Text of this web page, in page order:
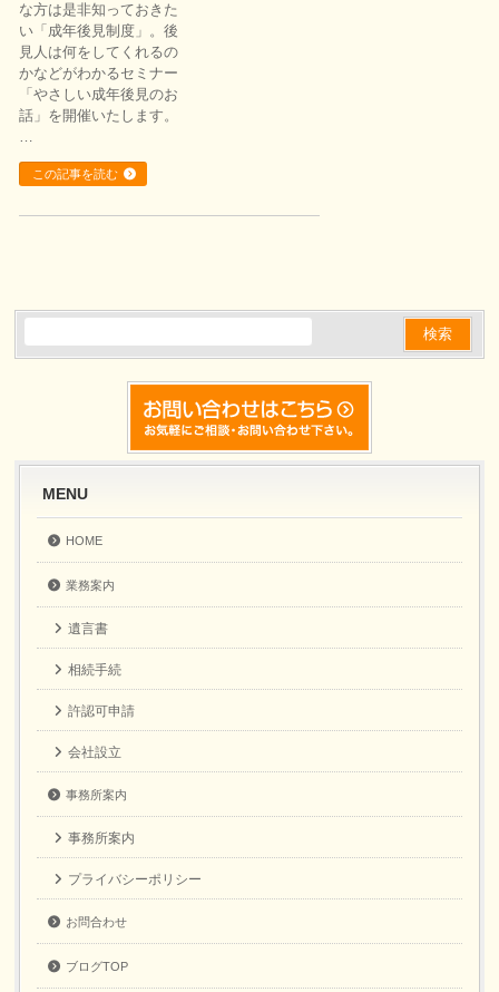
な方は是非知っておきた
い「成年後見制度」。後
見人は何をしてくれるの
かなどがわかるセミナー
「やさしい成年後見のお
話」を開催いたします。
…
この記事を読む
MENU
HOME
業務案内
遺言書
相続手続
許認可申請
会社設立
事務所案内
事務所案内
プライバシーポリシー
お問合わせ
ブログTOP